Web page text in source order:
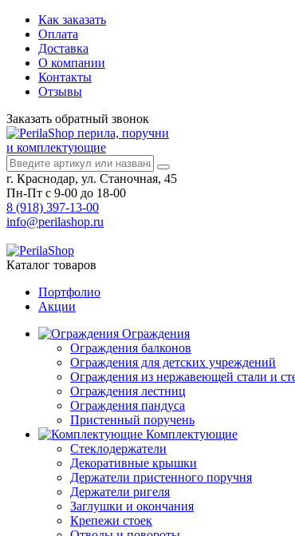
Как заказать
Оплата
Доставка
О компании
Контакты
Отзывы
Заказать обратный звонок
перила, поручни
и комплектующие
г. Краснодар, ул. Станочная, 45
Пн-Пт с 9-00 до 18-00
8 (918) 397-13-00
info@perilashop.ru
Каталог товаров
Портфолио
Акции
Ограждения
Ограждения балконов
Ограждения для детских учреждений
Ограждения из нержавеющей стали и
Ограждения лестниц
Ограждения пандуса
Пристенный поручень
Комплектующие
Стеклодержатели
Декоративные крышки
Держатели пристенного поручня
Держатели ригеля
Заглушки и окончания
Крепежи стоек